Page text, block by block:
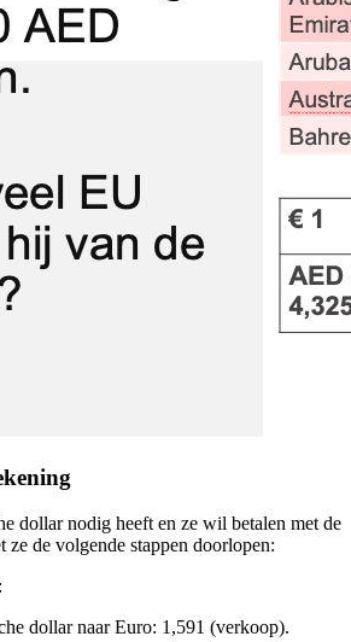
dollar nodig heeft en ze wil betalen met de
ze de volgende stappen doorlopen:
:
dollar naar Euro: 1,591 (verkoop).